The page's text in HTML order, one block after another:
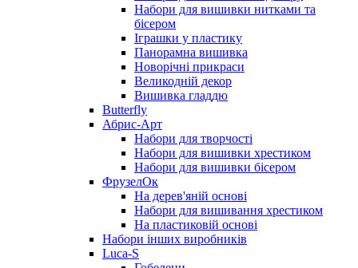
Набори для вишивки нитками та
бісером
Іграшки у пластику
Панорамна вишивка
Новорічні прикраси
Великодній декор
Вишивка гладдю
Butterfly
Абрис-Арт
Набори для творчості
Набори для вишивки хрестиком
Набори для вишивки бісером
ФрузелОк
На дерев'яній основі
Набори для вишивання хрестиком
На пластиковій основі
Набори інших виробників
Luca-S